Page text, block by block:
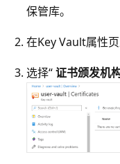
保管库。
在Key Vault属性
选择“证书颁发机